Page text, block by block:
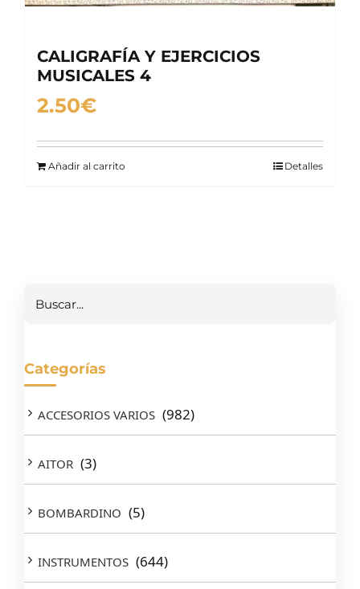
CALIGRAFÍA Y EJERCICIOS
MUSICALES 4
2.50€
Añadir al carrito Detalles
Categorías
ACCESORIOS VARIOS (982)
AITOR (3)
BOMBARDINO (5)
INSTRUMENTOS (644)